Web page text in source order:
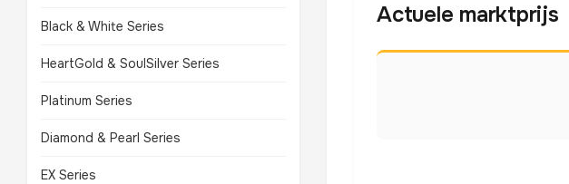
Black & White Series
HeartGold & SoulSilver Series
Platinum Series
Diamond & Pearl Series
EX Series
Actuele marktprijs